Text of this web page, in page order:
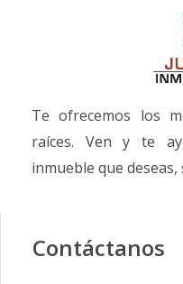
Te ofrecemos los
raíces. Ven y te
inmueble que
Contáctanos